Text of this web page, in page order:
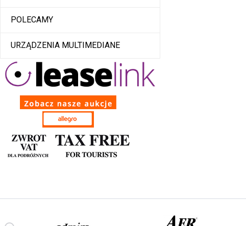
POLECAMY
URZĄDZENIA MULTIMEDIANE